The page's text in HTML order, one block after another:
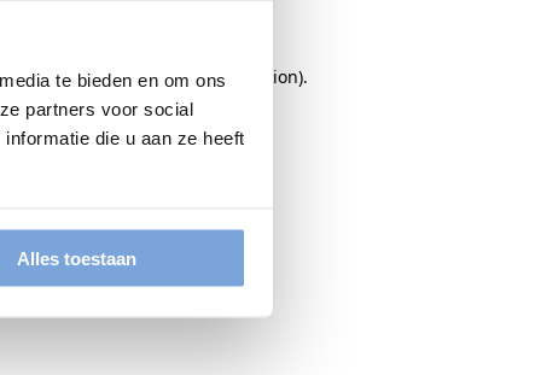
te bieden en om ons
partners voor social
die u aan ze heeft
Alles toestaan
consolefor more information).